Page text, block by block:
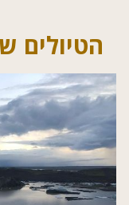
הטיולים